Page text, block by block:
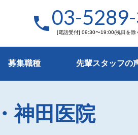
phone03-
[電話受付] 09:30〜19:00(祝日を除
募集職種 先輩スタッフの
横浜医院
神田医院